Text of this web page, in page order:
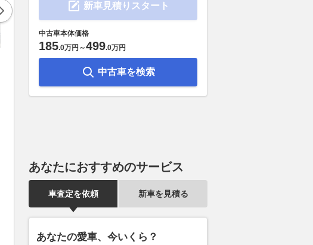
新型登場で「旧型」が買い時
に！ 今こそ狙うべき先代中古
熊谷ナンバーだったホンダ
「NSX Type S」が新車価格の
3.6倍に!? 欧州のオークション
新車見積りスタート
中古車本体価格
185.0万円 ～499.0万円
中古車を検索
あなたにおすすめのサービス
車査定を依頼 新車を見積る
あなたの愛車、今いくら？